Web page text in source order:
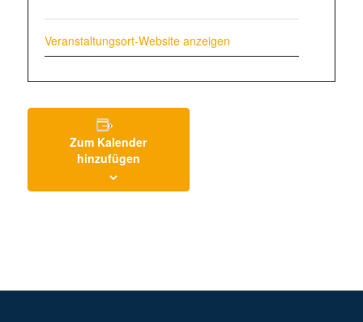
Veranstaltungsort-Website anzeigen
Zum Kalender
hinzufügen